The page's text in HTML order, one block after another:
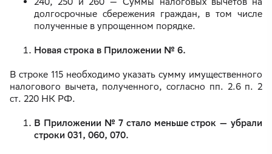
долгосрочные сбережения граждан, в том числе
полученные в упрощенном порядке.
Новая строка в Приложении № 6.
В строке 115 необходимо указать сумму имущественного
налогового вычета, полученного, согласно пп. 2.6 п. 2
ст. 220 НК РФ.
В Приложении № 7 стало меньше строк — убрали
строки 031, 060, 070.